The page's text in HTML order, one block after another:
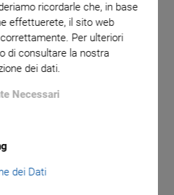
ricordarle che, in base
effettuerete, il sito web
Per ulteriori
di consultare la nostra
dei dati.
Necessari
dei Dati
Axis
511, M-521 and M-531